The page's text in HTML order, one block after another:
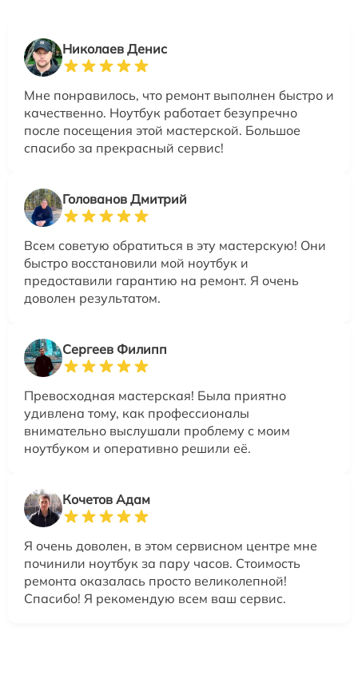
Николаев Денис
Мне понравилось, что ремонт выполнен быстро и
качественно. Ноутбук работает безупречно
после посещения этой мастерской. Большое
спасибо за прекрасный сервис!
Голованов Дмитрий
Всем советую обратиться в эту мастерскую! Они
быстро восстановили мой ноутбук и
предоставили гарантию на ремонт. Я очень
доволен результатом.
Сергеев Филипп
Превосходная мастерская! Была приятно
удивлена тому, как профессионалы
внимательно выслушали проблему с моим
ноутбуком и оперативно решили её.
Кочетов Адам
Я очень доволен, в этом сервисном центре мне
починили ноутбук за пару часов. Стоимость
ремонта оказалась просто великолепной!
Спасибо! Я рекомендую всем ваш сервис.